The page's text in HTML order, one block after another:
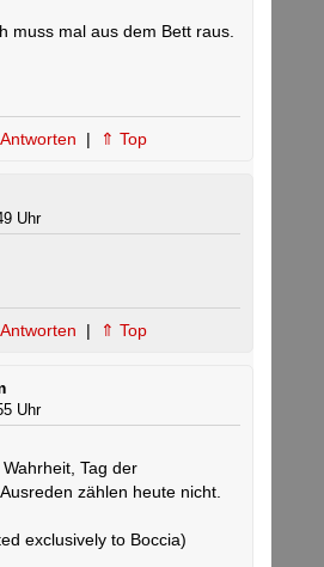
muss mal aus dem Bett raus.
Antworten | ⇑ Top
Uhr
Antworten | ⇑ Top
Uhr
Tag der
zählen heute nicht.
exclusively to Boccia)